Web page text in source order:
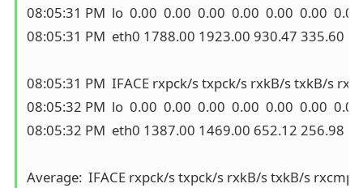
08:05:31 PM  lo  0.00  0.00  0.00  0.00  0.00  0.00  0.00
08:05:31 PM  eth0 1788.00 1923.00 930.47 335.60
08:05:31 PM  IFACE rxpck/s txpck/s rxkB/s txkB/s
08:05:32 PM  lo  0.00  0.00  0.00  0.00  0.00  0.00  0.00
08:05:32 PM  eth0 1387.00 1469.00 652.12 256.98
Average:  IFACE rxpck/s txpck/s rxkB/s txkB/s